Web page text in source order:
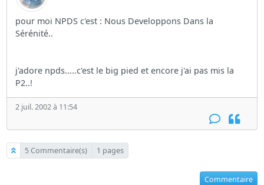
pour moi NPDS c'est : Nous Developpons Dans la
Sérénité..
j'adore npds.....c'est le big pied et encore j'ai pas mis la
P2..!
2 juil. 2002 à 11:54
5 Commentaire(s) 1 pages
Commentaire